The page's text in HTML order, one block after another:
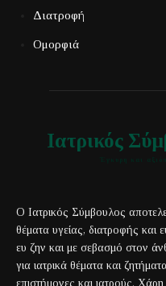
Διατροφή
Ομορφιά
Ιατρικός
Ο Ιατρικός Σύμβουλος
θέματα υγείας, διατροφής και
ευ ζην και με σεβασμό στον
για ιατρικά θέματα και
επιστήμονες και ιατρούς.